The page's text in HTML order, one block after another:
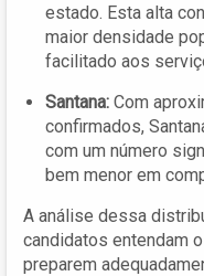
estado. Esta alta
maior densidade
facilitado aos
Santana: Com
confirmados,
com um número
bem menor em
A análise dessa
candidatos entendam
preparem